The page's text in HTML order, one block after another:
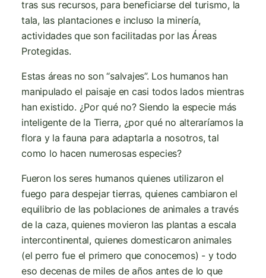
tras sus recursos, para beneficiarse del turismo, la
tala, las plantaciones e incluso la minería,
actividades que son facilitadas por las Áreas
Protegidas.
Estas áreas no son “salvajes”. Los humanos han
manipulado el paisaje en casi todos lados mientras
han existido. ¿Por qué no? Siendo la especie más
inteligente de la Tierra, ¿por qué no alteraríamos la
flora y la fauna para adaptarla a nosotros, tal
como lo hacen numerosas especies?
Fueron los seres humanos quienes utilizaron el
fuego para despejar tierras, quienes cambiaron el
equilibrio de las poblaciones de animales a través
de la caza, quienes movieron las plantas a escala
intercontinental, quienes domesticaron animales
(el perro fue el primero que conocemos) - y todo
eso decenas de miles de años antes de lo que